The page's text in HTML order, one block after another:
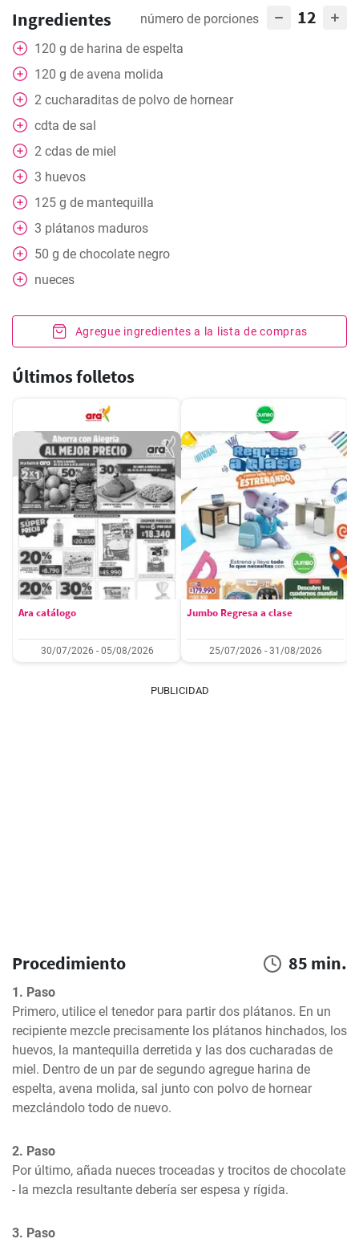
Ingredientes número de porciones 12
120 g de harina de espelta
120 g de avena molida
2 cucharaditas de polvo de hornear
cdta de sal
2 cdas de miel
3 huevos
125 g de mantequilla
3 plátanos maduros
50 g de chocolate negro
nueces
Agregue ingredientes a la lista de compras
Últimos folletos
Ara catálogo
30/07/2026 - 05/08/2026
Jumbo Regresa a clase
25/07/2026 - 31/08/2026
PUBLICIDAD
Procedimiento 85 min.
1. Paso
Primero, utilice el tenedor para partir dos plátanos. En un
recipiente mezcle precisamente los plátanos hinchados, los
huevos, la mantequilla derretida y las dos cucharadas de
miel. Dentro de un par de segundo agregue harina de
espelta, avena molida, sal junto con polvo de hornear
mezclándolo todo de nuevo.
2. Paso
Por último, añada nueces troceadas y trocitos de chocolate
- la mezcla resultante debería ser espesa y rígida.
3. Paso